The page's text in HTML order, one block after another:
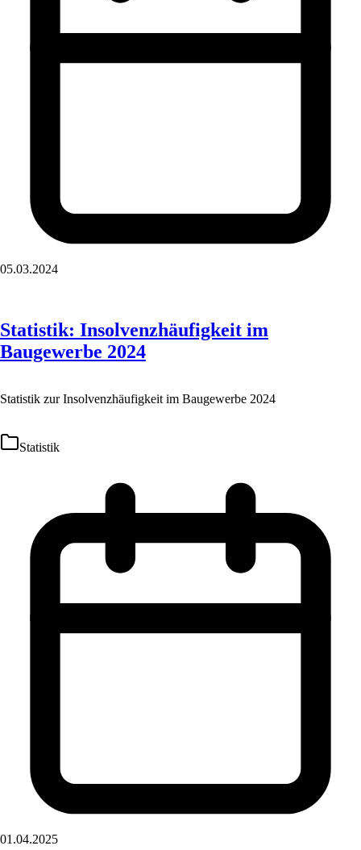
05.03.2024
Statistik: Insolvenzhäufigkeit im
Baugewerbe 2024
Statistik zur Insolvenzhäufigkeit im Baugewerbe 2024
Statistik
01.04.2025